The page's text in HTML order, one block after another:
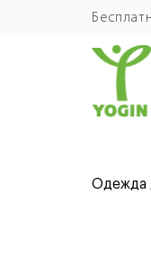
Одежда